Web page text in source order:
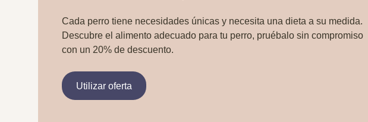
Cada perro tiene necesidades únicas y necesita una dieta a su medida.
Descubre el alimento adecuado para tu perro, pruébalo sin compromiso
con un 20% de descuento.
Utilizar oferta